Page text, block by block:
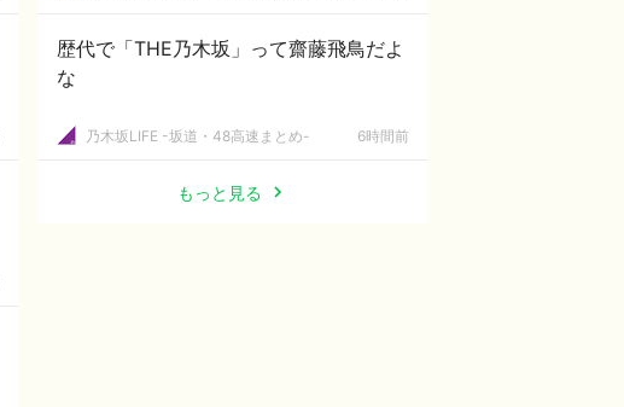
歴代で「THE乃木坂」って齋藤飛鳥だよ
な
乃木坂LIFE -坂道・48高速まとめ- 6時間前
もっと見る